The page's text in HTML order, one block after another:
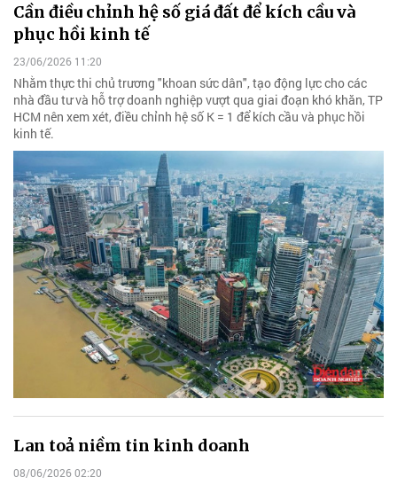
Cần điều chỉnh hệ số giá đất để kích cầu và
phục hồi kinh tế
23/06/2026 11:20
Nhằm thực thi chủ trương "khoan sức dân", tạo động lực cho các
nhà đầu tư và hỗ trợ doanh nghiệp vượt qua giai đoạn khó khăn, TP
HCM nên xem xét, điều chỉnh hệ số K = 1 để kích cầu và phục hồi
kinh tế.
Lan toả niềm tin kinh doanh
08/06/2026 02:20